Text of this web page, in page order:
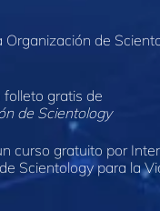
Organización de
folleto gratis de
de Scientology
curso gratuito por
Scientology para la